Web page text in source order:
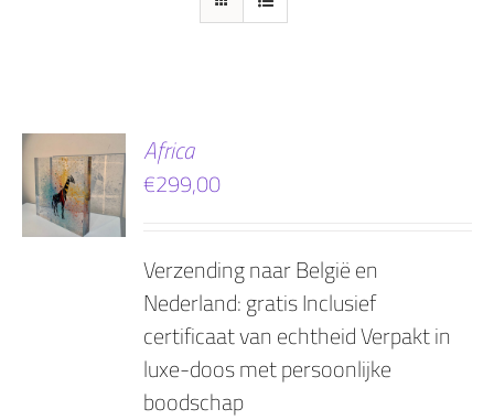
Africa
€299,00
Verzending naar België en
Nederland: gratis Inclusief
certificaat van echtheid Verpakt in
luxe-doos met persoonlijke
boodschap